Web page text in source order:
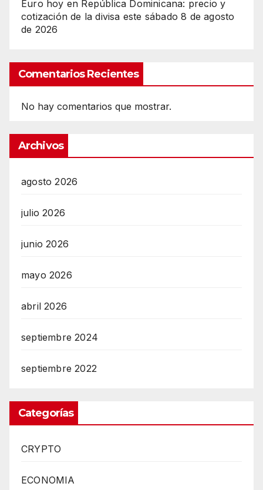
Euro hoy en República Dominicana: precio y
cotización de la divisa este sábado 8 de agosto
de 2026
Comentarios Recientes
No hay comentarios que mostrar.
Archivos
agosto 2026
julio 2026
junio 2026
mayo 2026
abril 2026
septiembre 2024
septiembre 2022
Categorías
CRYPTO
ECONOMIA